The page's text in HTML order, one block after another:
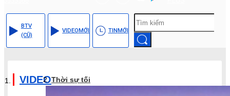
BTV
(CŨ)
VIDEOMỚI TINMỚI
VIDEOThời sự tối